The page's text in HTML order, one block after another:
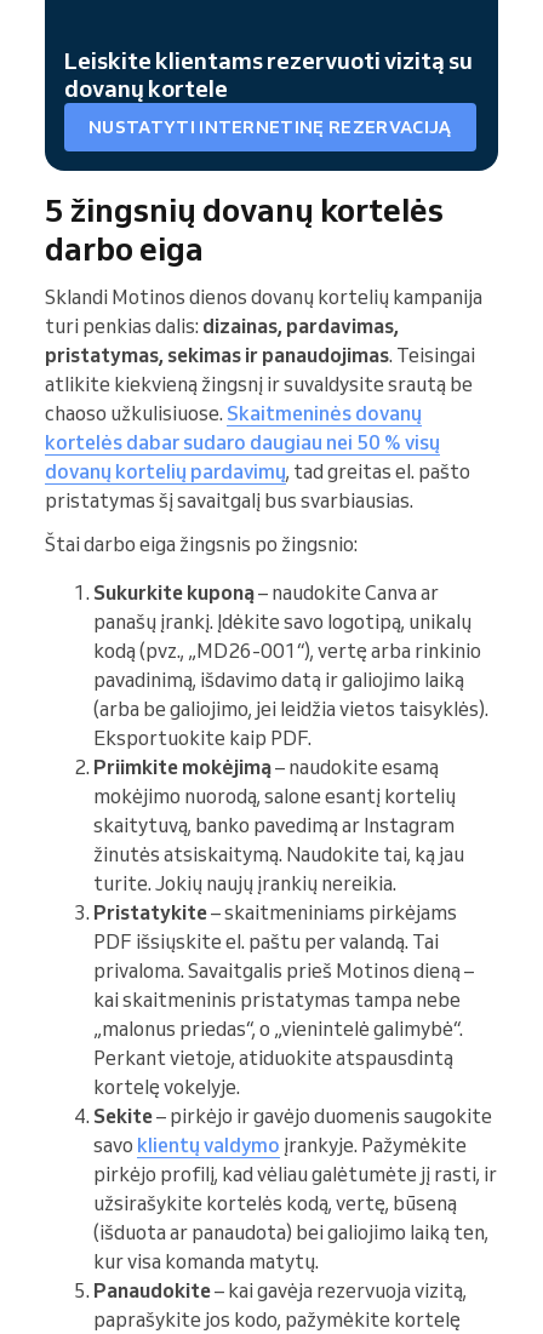
Leiskite klientams rezervuoti vizitą su
dovanų kortele
NUSTATYTI INTERNETINĘ REZERVACIJĄ
5 žingsnių dovanų kortelės
darbo eiga
Sklandi Motinos dienos dovanų kortelių kampanija
turi penkias dalis: dizainas, pardavimas,
pristatymas, sekimas ir panaudojimas. Teisingai
atlikite kiekvieną žingsnį ir suvaldysite srautą be
chaoso užkulisiuose. Skaitmeninės dovanų
kortelės dabar sudaro daugiau nei 50 % visų
dovanų kortelių pardavimų, tad greitas el. pašto
pristatymas šį savaitgalį bus svarbiausias.
Štai darbo eiga žingsnis po žingsnio:
Sukurkite kuponą– naudokite Canva ar
panašų įrankį. Įdėkite savo logotipą, unikalų
kodą (pvz., „MD26-001“), vertę arba rinkinio
pavadinimą, išdavimo datą ir galiojimo laiką
(arba be galiojimo, jei leidžia vietos taisyklės).
Eksportuokite kaip PDF.
Priimkite mokėjimą– naudokite esamą
mokėjimo nuorodą, salone esantį kortelių
skaitytuvą, banko pavedimą ar Instagram
žinutės atsiskaitymą. Naudokite tai, ką jau
turite. Jokių naujų įrankių nereikia.
Pristatykite– skaitmeniniams pirkėjams
PDF išsiųskite el. paštu per valandą. Tai
privaloma. Savaitgalis prieš Motinos dieną –
kai skaitmeninis pristatymas tampa nebe
„malonus priedas“, o „vienintelė galimybė“.
Perkant vietoje, atiduokite atspausdintą
kortelę vokelyje.
Sekite– pirkėjo ir gavėjo duomenis saugokite
savo klientų valdymo įrankyje. Pažymėkite
pirkėjo profilį, kad vėliau galėtumėte jį rasti, ir
užsirašykite kortelės kodą, vertę, būseną
(išduota ar panaudota) bei galiojimo laiką ten,
kur visa komanda matytų.
Panaudokite– kai gavėja rezervuoja vizitą,
paprašykite jos kodo, pažymėkite kortelę